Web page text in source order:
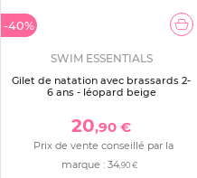
-40%
SWIM ESSENTIALS
Gilet de natation avec brassards 2-
6 ans - léopard beige
20,90 €
Prix de vente conseillé par la
marque : 34,90 €